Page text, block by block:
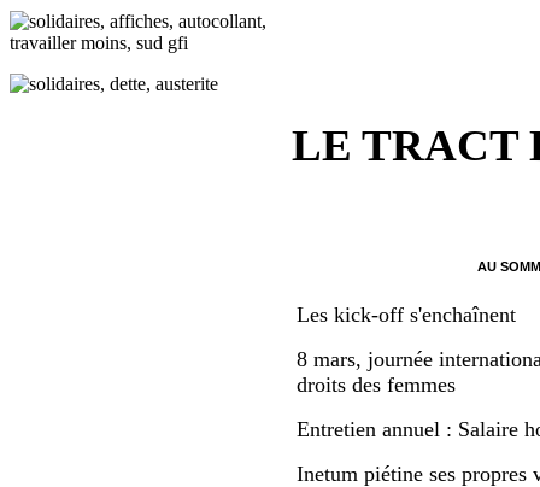
LE TRACT
AU
Les kick-off s'enchaînent
8 mars, journée
droits des femmes
Entretien annuel : Salaire
Inetum piétine ses propres